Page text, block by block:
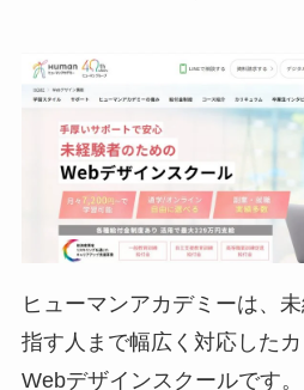
ヒューマンアカデミーは、
指す人まで幅広く対応した
Webデザインスクールです。